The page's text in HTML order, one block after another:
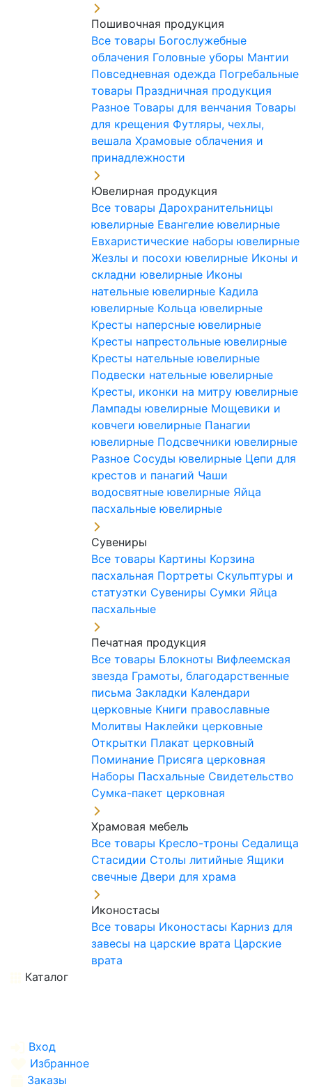
Пошивочная продукция
Все товары Богослужебные
облачения Головные уборы Мантии
Повседневная одежда Погребальные
товары Праздничная продукция
Разное Товары для венчания Товары
для крещения Футляры, чехлы,
вешала Храмовые облачения и
принадлежности
Ювелирная продукция
Все товары Дарохранительницы
ювелирные Евангелие ювелирные
Евхаристические наборы ювелирные
Жезлы и посохи ювелирные Иконы и
складни ювелирные Иконы
нательные ювелирные Кадила
ювелирные Кольца ювелирные
Кресты наперсные ювелирные
Кресты напрестольные ювелирные
Кресты нательные ювелирные
Подвески нательные ювелирные
Кресты, иконки на митру ювелирные
Лампады ювелирные Мощевики и
ковчеги ювелирные Панагии
ювелирные Подсвечники ювелирные
Разное Сосуды ювелирные Цепи для
крестов и панагий Чаши
водосвятные ювелирные Яйца
пасхальные ювелирные
Сувениры
Все товары Картины Корзина
пасхальная Портреты Скульптуры и
статуэтки Сувениры Сумки Яйца
пасхальные
Печатная продукция
Все товары Блокноты Вифлеемская
звезда Грамоты, благодарственные
письма Закладки Календари
церковные Книги православные
Молитвы Наклейки церковные
Открытки Плакат церковный
Поминание Присяга церковная
Наборы Пасхальные Свидетельство
Сумка-пакет церковная
Храмовая мебель
Все товары Кресло-троны Седалища
Стасидии Столы литийные Ящики
свечные Двери для храма
Иконостасы
Все товары Иконостасы Карниз для
завесы на царские врата Царские
врата
Каталог
Вход
Избранное
Заказы